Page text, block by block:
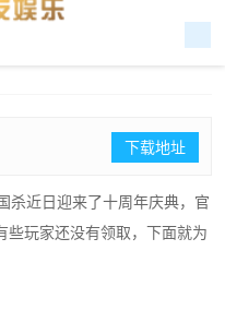
下载地址
杀近日迎来了十周年庆典，官
些玩家还没有领取，下面就为